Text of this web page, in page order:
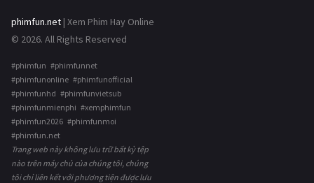
phimfun.net | Xem Phim Hay Online
© 2026. All Rights Reserved
#phimfun #phimfunnet
#phimfunonline #phimfunofficial
#phimfunhd #phimfunvietsub
#phimfunmienphi #xemphimfun
#phimfun2026 #phimfunmoi
#phimfun.net
Trang web này không lưu trữ bất kỳ tệp
nào trên máy chủ của chúng tôi, chúng
tôi chỉ liên kết với phương tiện được lưu